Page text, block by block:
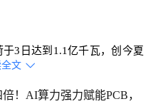
3日达到1.1亿千瓦，创今夏
5月20日，全省用电负荷自入
天，至今已累计11天突破1
文 
！AI算力强力赋能PCB，